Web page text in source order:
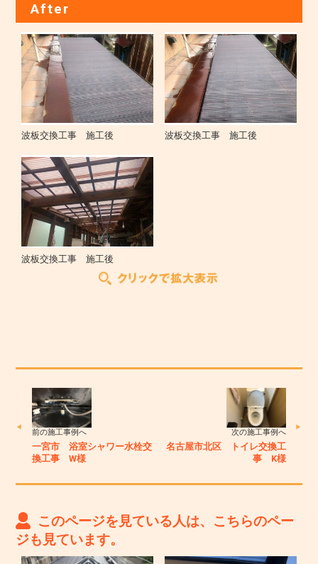
After
波板交換工事 施工後 波板交換工事 施工後
波板交換工事 施工後
前の施工事例へ
一宮市 浴室シャワー水栓交
換工事 W様
次の施工事例へ
名古屋市北区 トイレ交換工
事 K様
このページを見ている人は、こちらのペー
ジも見ています。